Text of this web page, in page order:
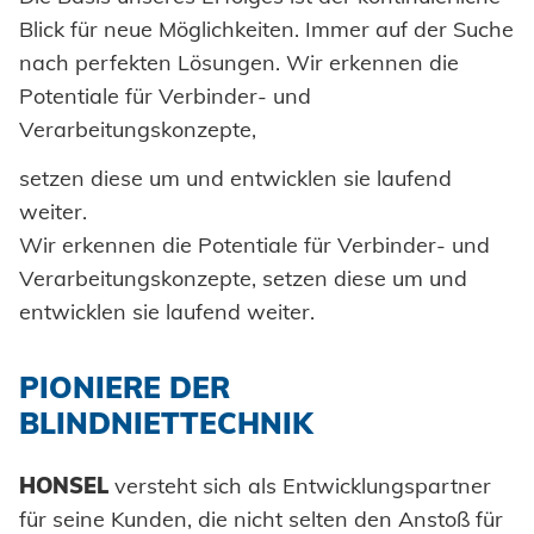
Einpresselemente
Stanzelemente
Coils
Achsenklemmen
Hülsen
Industrieniete
Automation
Prozessüberwachung
Verarbeitung Einpresselemente
Honsel France
Honsel Partner
Nachhaltigkeit
Honsel Projekte
Fachhandel
Industrie
Automotive
Werkzeugbau
Kaltumformung
Weiterbearbeitung
Qualitätssicherung
SUPPLY CHAIN
Logistik
KNOW-HOW
Zertifikate
BRANCHENLÖSUNGEN
Karosserie
Anlagenbau
SERVICE
Blick für neue Möglichkeiten. Immer auf der Suche
nach perfekten Lösungen. Wir erkennen die
Potentiale für Verbinder- und
Verarbeitungskonzepte,
setzen diese um und entwicklen sie laufend
weiter.
Wir erkennen die Potentiale für Verbinder- und
Verarbeitungskonzepte, setzen diese um und
entwicklen sie laufend weiter.
PIONIERE DER
BLINDNIETTECHNIK
HONSEL versteht sich als Entwicklungspartner
für seine Kunden, die nicht selten den Anstoß für